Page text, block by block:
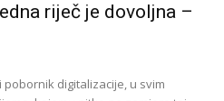
riječ je dovoljna –
digitalizacije, u svim